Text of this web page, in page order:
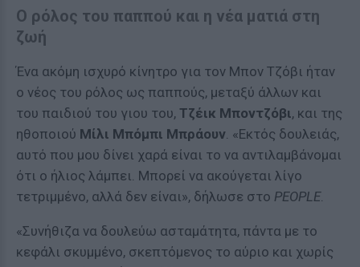
Ο ρόλος του παππού και η νέα ματιά στη
ζωή
Ένα ακόμη ισχυρό κίνητρο για τον Μπον Τζόβι ήταν
ο νέος του ρόλος ως παππούς, μεταξύ άλλων και
του παιδιού του γιου του, Τζέικ Μποντζόβι, και της
ηθοποιού Μίλι Μπόμπι Μπράουν. «Εκτός δουλειάς,
αυτό που μου δίνει χαρά είναι το να αντιλαμβάνομαι
ότι ο ήλιος λάμπει. Μπορεί να ακούγεται λίγο
τετριμμένο, αλλά δεν είναι», δήλωσε στο PEOPLE.
«Συνήθιζα να δουλεύω ασταμάτητα, πάντα με το
κεφάλι σκυμμένο, σκεπτόμενος το αύριο και χωρίς